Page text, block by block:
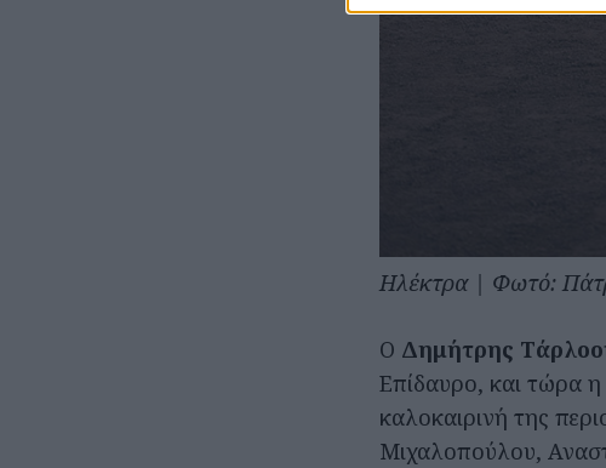
Ηλέκτρα | Φωτό:
Ο Δημήτρης
Επίδαυρο, και τώρα
καλοκαιρινή της
Μιχαλοπούλου,